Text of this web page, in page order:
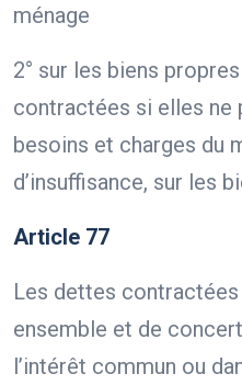
ménage
2° sur les biens
contractées si elles ne
besoins et charges du
d’insuffisance, sur les
Article 77
Les dettes
ensemble et de
l’intérêt commun ou